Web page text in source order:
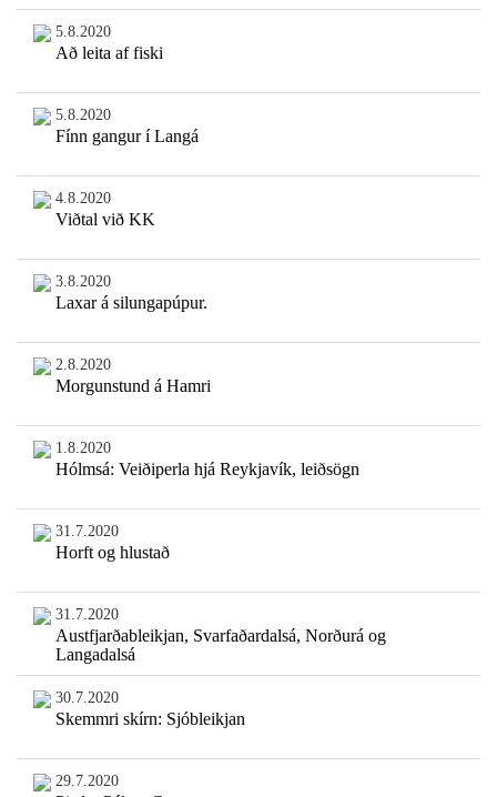
5.8.2020
Að leita af fiski
5.8.2020
Fínn gangur í Langá
4.8.2020
Viðtal við KK
3.8.2020
Laxar á silungapúpur.
2.8.2020
Morgunstund á Hamri
1.8.2020
Hólmsá: Veiðiperla hjá Reykjavík, leiðsögn
31.7.2020
Horft og hlustað
31.7.2020
Austfjarðableikjan, Svarfaðardalsá, Norðurá og
Langadalsá
30.7.2020
Skemmri skírn: Sjóbleikjan
29.7.2020